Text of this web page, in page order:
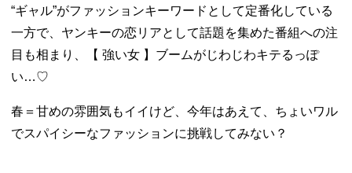
“ギャル”がファッションキーワードとして定番化している
一方で、ヤンキーの恋リアとして話題を集めた番組への注
目も相まり、【 強い女 】ブームがじわじわキテるっぽ
い…♡
春＝甘めの雰囲気もイイけど、今年はあえて、ちょいワル
でスパイシーなファッションに挑戦してみない？